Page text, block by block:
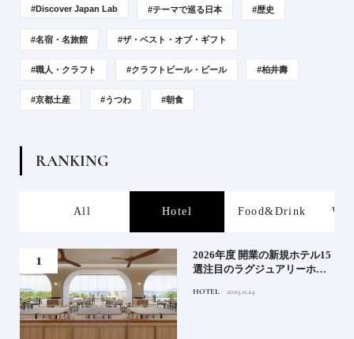
#Discover Japan Lab #テーマで巡る日本 #歴史
#名宿・名旅館 #ザ・ベスト・オブ・ギフト
#職人・クラフト #クラフトビール・ビール #柏井壽
#京都土産 #うつわ #朝食
RANKING
All Hotel Food&Drink
2026年度 開業の新規ホテル15
選注目のラグジュアリーホテ
ィホテルまでご紹介【前編】
HOTEL 2025.11.24